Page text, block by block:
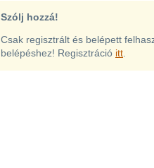
Szólj hozzá!
Csak regisztrált és belépett
belépéshez! Regisztráció itt